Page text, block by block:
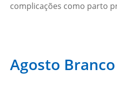
complicações como parto
Agosto Branco